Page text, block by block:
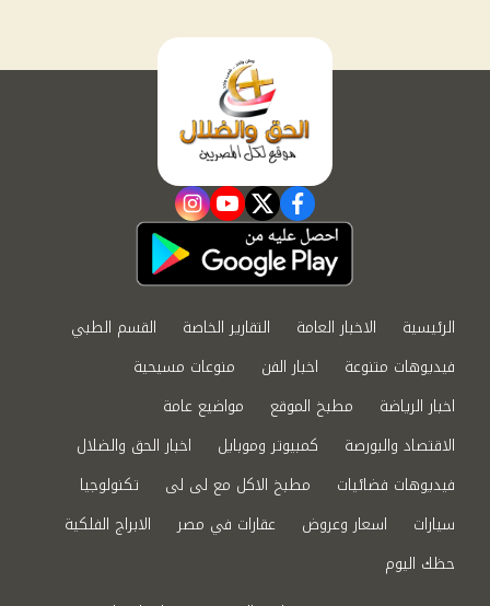
facebook
twitter
youtube
instagram
الرئيسية الاخبار العامة التقارير الخاصة
القسم الطبي
فيديوهات متنوعة
اخبار الفن
منوعات مسيحية
اخبار الرياضة
مطبخ الموقع
مواضيع عامة
الاقتصاد والبورصة
كمبيوتر وموبايل
اخبار الحق والضلال
فيديوهات فضائيات
مطبخ الاكل مع لى لى
تكنولوجيا
سيارات
اسعار وعروض عقارات في مصر
الابراج الفلكية
حظك اليوم